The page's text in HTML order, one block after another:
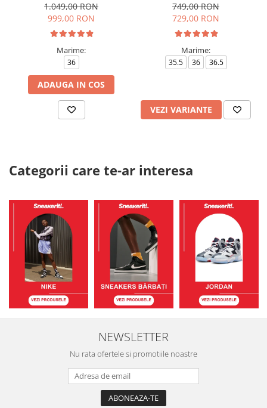
1.049,00 RON
999,00 RON
Marime:
36
ADAUGA IN COS
749,00 RON
729,00 RON
Marime:
35.5 36 36.5
VEZI VARIANTE
Categorii care te-ar interesa
NEWSLETTER
Nu rata ofertele si promotiile noastre